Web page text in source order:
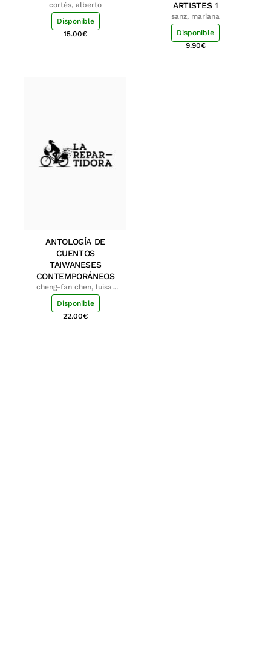
cortés, alberto
Disponible
15.00€
ARTISTES 1
sanz, mariana
Disponible
9.90€
ANTOLOGÍA DE
CUENTOS
TAIWANESES
CONTEMPORÁNEOS
cheng-fan chen, luisa;
shu-ying chang, luisa
Disponible
22.00€